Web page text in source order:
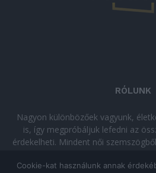
RÓLUNK
Nagyon különbözőek vagyunk,
is, így megpróbáljuk lefedni az
érdekelheti. Mindent női
kikapcsolódásra
Cookie-kat használunk annak